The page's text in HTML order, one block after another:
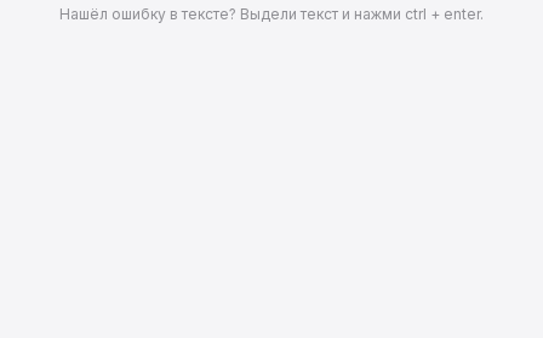
Нашёл ошибку в тексте? Выдели текст и нажми ctrl + enter.